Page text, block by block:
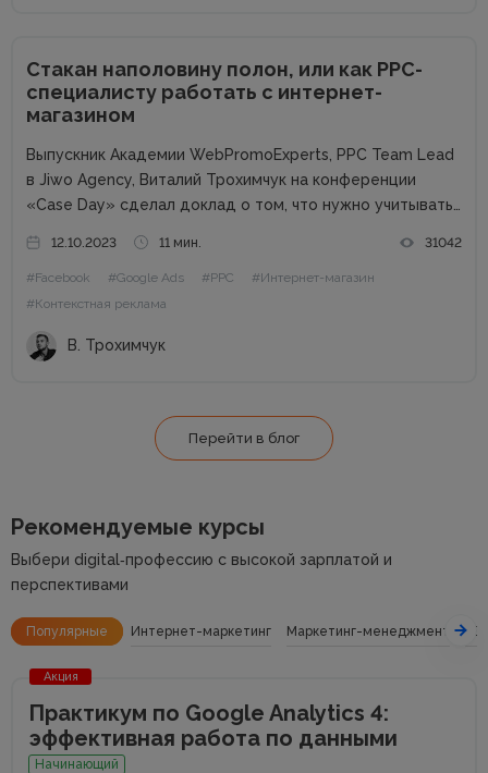
Стакан наполовину полон, или как PPC-
специалисту работать с интернет-
магазином
Выпускник Академии WebPromoExperts, PPC Team Lead
в Jiwo Agency, Виталий Трохимчук на конференции
«Case Day» сделал доклад о том, что нужно учитывать
Статья будет полезна специалистам, которые
работают на фрилансе или в маленьких агентствах.
Почему...
12.10.2023 11 мин. 31042
#Facebook #Google Ads #PPC
#Интернет-магазин
#Контекстная реклама
В. Трохимчук
Перейти в блог
Рекомендуемые курсы
Выбери digital‑профессию с высокой зарплатой и
перспективами
Популярные Интернет-маркетинг Маркетинг-менеджмент
Акция
Практикум по Google Analytics 4:
эффективная работа по данными
Начинающий